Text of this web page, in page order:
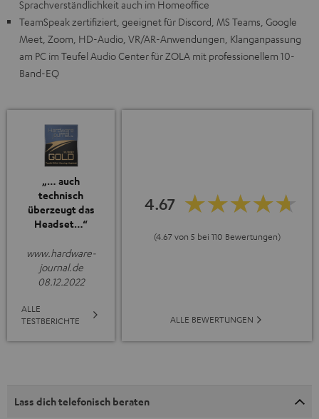
Sprachverständlichkeit auch im Homeoffice
TeamSpeak zertifiziert, geeignet für Discord, MS Teams, Google
Meet, Zoom, HD-Audio, VR/AR-Anwendungen, Klanganpassung
am PC im Teufel Audio Center für ZOLA mit professionellem 10-
Band-EQ
„… auch
technisch
überzeugt das
Headset…“
www.hardware-
journal.de
08.12.2022
ALLE
TESTBERICHTE
4.67
(4.67 von 5 bei 110 Bewertungen)
ALLE BEWERTUNGEN
Lass dich telefonisch beraten